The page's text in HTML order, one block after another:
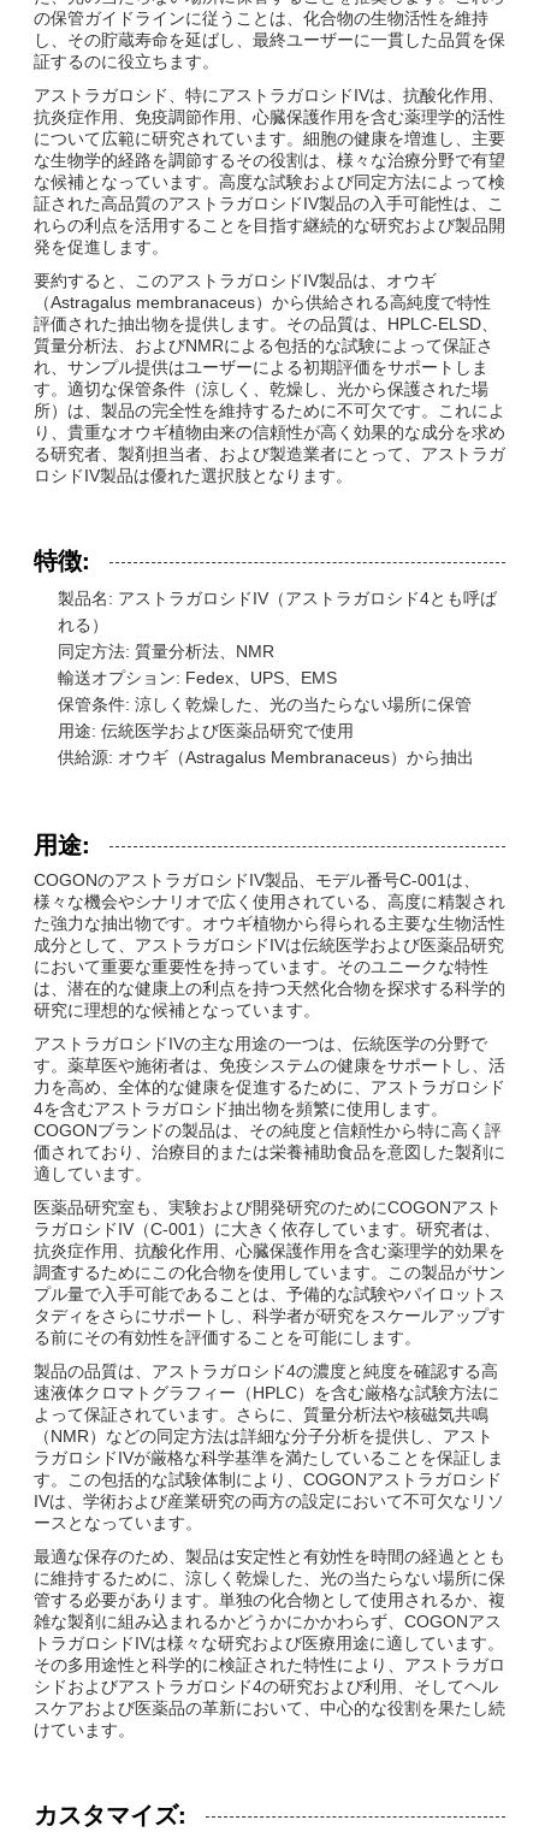
の保管ガイドラインに従うことは、化合物の生物活性を維持
し、その貯蔵寿命を延ばし、最終ユーザーに一貫した品質を保
証するのに役立ちます。
アストラガロシド、特にアストラガロシドIVは、抗酸化作用、
抗炎症作用、免疫調節作用、心臓保護作用を含む薬理学的活性
について広範に研究されています。細胞の健康を増進し、主要
な生物学的経路を調節するその役割は、様々な治療分野で有望
な候補となっています。高度な試験および同定方法によって検
証された高品質のアストラガロシドIV製品の入手可能性は、こ
れらの利点を活用することを目指す継続的な研究および製品開
発を促進します。
要約すると、このアストラガロシドIV製品は、オウギ
（Astragalus membranaceus）から供給される高純度で特性
評価された抽出物を提供します。その品質は、HPLC-ELSD、
質量分析法、およびNMRによる包括的な試験によって保証さ
れ、サンプル提供はユーザーによる初期評価をサポートしま
す。適切な保管条件（涼しく、乾燥し、光から保護された場
所）は、製品の完全性を維持するために不可欠です。これによ
り、貴重なオウギ植物由来の信頼性が高く効果的な成分を求め
る研究者、製剤担当者、および製造業者にとって、アストラガ
ロシドIV製品は優れた選択肢となります。
特徴:
製品名: アストラガロシドIV（アストラガロシド4とも呼ば
れる）
同定方法: 質量分析法、NMR
輸送オプション: Fedex、UPS、EMS
保管条件: 涼しく乾燥した、光の当たらない場所に保管
用途: 伝統医学および医薬品研究で使用
供給源: オウギ（Astragalus Membranaceus）から抽出
用途:
COGONのアストラガロシドIV製品、モデル番号C-001は、
様々な機会やシナリオで広く使用されている、高度に精製され
た強力な抽出物です。オウギ植物から得られる主要な生物活性
成分として、アストラガロシドIVは伝統医学および医薬品研究
において重要な重要性を持っています。そのユニークな特性
は、潜在的な健康上の利点を持つ天然化合物を探求する科学的
研究に理想的な候補となっています。
アストラガロシドIVの主な用途の一つは、伝統医学の分野で
す。薬草医や施術者は、免疫システムの健康をサポートし、活
力を高め、全体的な健康を促進するために、アストラガロシド
4を含むアストラガロシド抽出物を頻繁に使用します。
COGONブランドの製品は、その純度と信頼性から特に高く評
価されており、治療目的または栄養補助食品を意図した製剤に
適しています。
医薬品研究室も、実験および開発研究のためにCOGONアスト
ラガロシドIV（C-001）に大きく依存しています。研究者は、
抗炎症作用、抗酸化作用、心臓保護作用を含む薬理学的効果を
調査するためにこの化合物を使用しています。この製品がサン
プル量で入手可能であることは、予備的な試験やパイロットス
タディをさらにサポートし、科学者が研究をスケールアップす
る前にその有効性を評価することを可能にします。
製品の品質は、アストラガロシド4の濃度と純度を確認する高
速液体クロマトグラフィー（HPLC）を含む厳格な試験方法に
よって保証されています。さらに、質量分析法や核磁気共鳴
（NMR）などの同定方法は詳細な分子分析を提供し、アスト
ラガロシドIVが厳格な科学基準を満たしていることを保証しま
す。この包括的な試験体制により、COGONアストラガロシド
IVは、学術および産業研究の両方の設定において不可欠なリソ
ースとなっています。
最適な保存のため、製品は安定性と有効性を時間の経過ととも
に維持するために、涼しく乾燥した、光の当たらない場所に保
管する必要があります。単独の化合物として使用されるか、複
雑な製剤に組み込まれるかどうかにかかわらず、COGONアス
トラガロシドIVは様々な研究および医療用途に適しています。
その多用途性と科学的に検証された特性により、アストラガロ
シドおよびアストラガロシド4の研究および利用、そしてヘル
スケアおよび医薬品の革新において、中心的な役割を果たし続
けています。
カスタマイズ: